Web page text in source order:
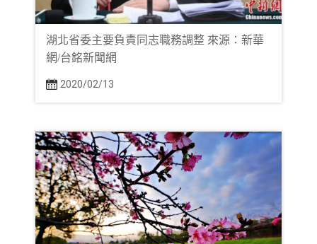
湖北省委主要負責同志職務調整 來源：新華
網/台銘新聞網
2020/02/13